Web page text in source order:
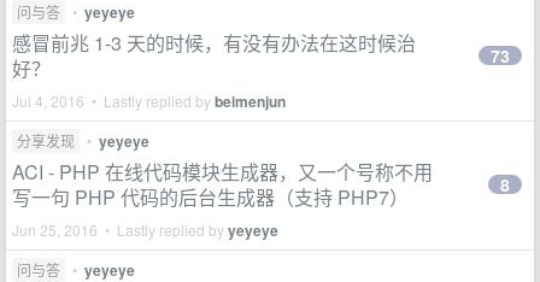
问与答
• yeyeye
感冒前兆 1-3 天的时候，有没有办法在这时候治
好？
Jul 4, 2016 • Lastly replied bybeimenjun
73
分享发现 • yeyeye
ACI - PHP 在线代码模块生成器，又一个号称不用
写一句 PHP 代码的后台生成器（支持 PHP7）
Jun 25, 2016 • Lastly replied byyeyeye
8
问与答 • yeyeye